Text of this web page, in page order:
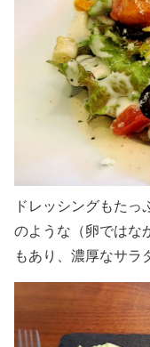
ドレッシングもた
のような（卵ではな
もあり、濃厚なサラ